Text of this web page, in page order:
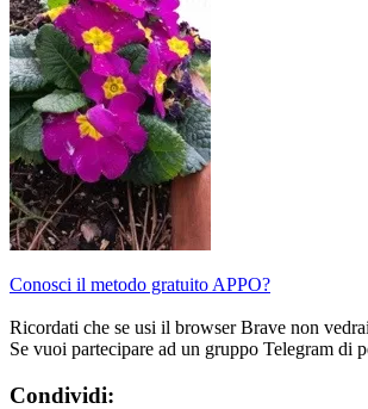
Conosci il metodo gratuito APPO?
Ricordati che se usi il browser Brave non
Se vuoi partecipare ad un gruppo Telegram di
Condividi: